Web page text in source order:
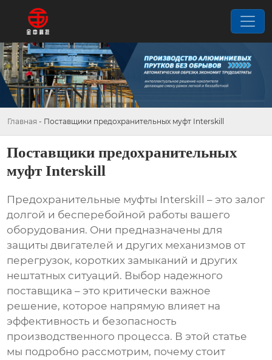
Главная - Поставщики предохранительных муфт Interskill
Поставщики предохранительных
муфт Interskill
Предохранительные муфты Interskill – это залог
долгой и бесперебойной работы вашего
оборудования. Они предназначены для
защиты двигателей и других механизмов от
перегрузок, коротких замыканий и других
нештатных ситуаций. Выбор надежного
поставщика – это критически важное
решение, которое напрямую влияет на
эффективность и безопасность
производственного процесса. В этой статье
мы подробно рассмотрим, почему стоит